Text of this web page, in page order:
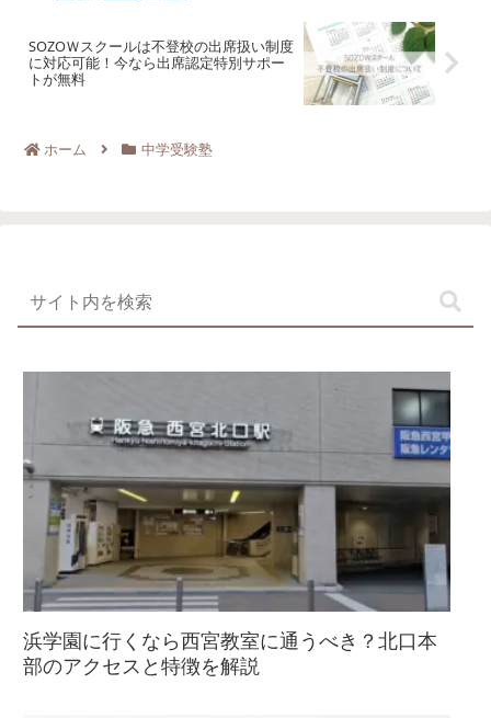
SOZOＷスクールは不登校の出席扱い制度
に対応可能！今なら出席認定特別サポー
トが無料
ホーム 中学受験塾
浜学園に行くなら西宮教室に通うべき？北口本
部のアクセスと特徴を解説